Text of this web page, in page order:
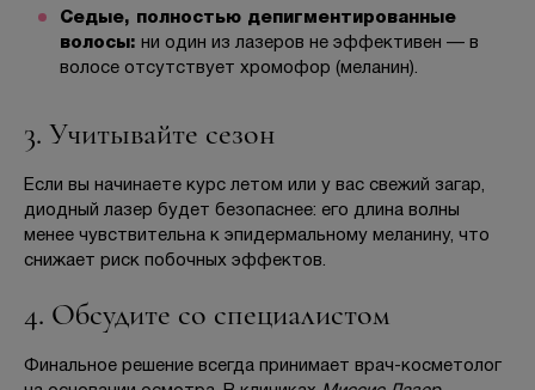
Седые, полностью депигментированные
волосы: ни один из лазеров не эффективен — в
волосе отсутствует хромофор (меланин).
3. Учитывайте сезон
Если вы начинаете курс летом или у вас свежий загар,
диодный лазер будет безопаснее: его длина волны
менее чувствительна к эпидермальному меланину, что
снижает риск побочных эффектов.
4. Обсудите со специалистом
Финальное решение всегда принимает врач-косметолог